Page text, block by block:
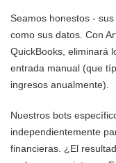
Seamos honestos -
como sus datos. Con
QuickBooks, eliminará
entrada manual (que
ingresos anualmente).
Nuestros bots
independientemente
financieras. ¿El